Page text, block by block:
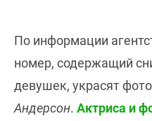
По информации
номер, содержащий
девушек, украсят
Андерсон. Актриса и